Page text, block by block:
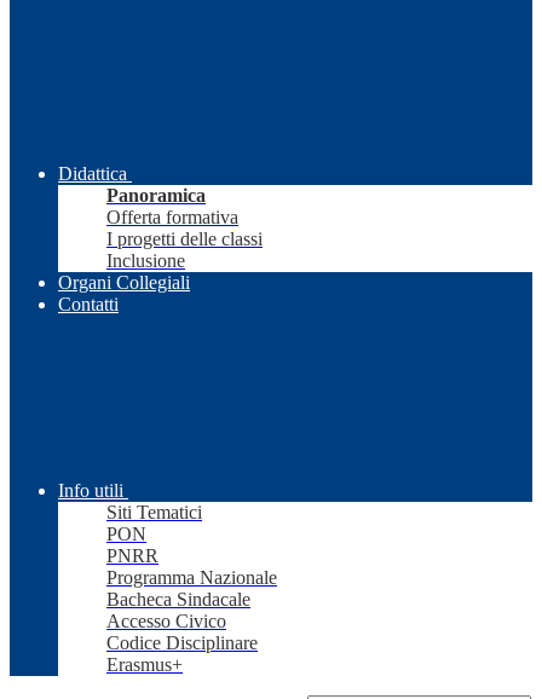
Didattica
Panoramica
Offerta formativa
I progetti delle classi
Inclusione
Organi Collegiali
Contatti
Info utili
Siti Tematici
PON
PNRR
Programma Nazionale
Bacheca Sindacale
Accesso Civico
Codice Disciplinare
Erasmus+